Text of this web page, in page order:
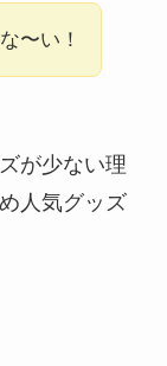
〜い！
が少ない理
人気グッズ